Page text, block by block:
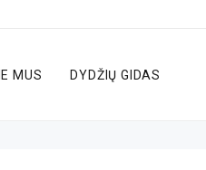
MUS DYDŽIŲ GIDAS